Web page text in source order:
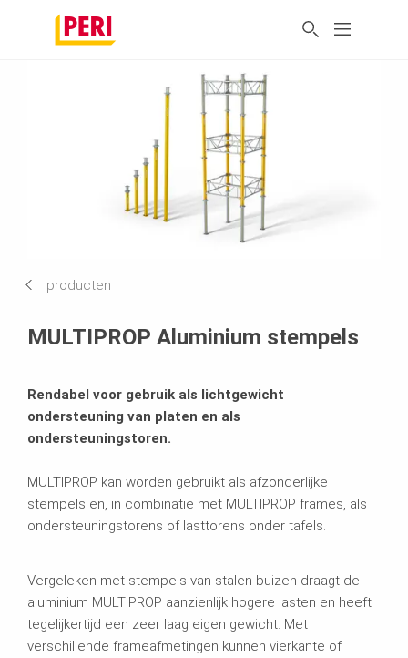
producten
MULTIPROP Aluminium stempels
Rendabel voor gebruik als lichtgewicht
ondersteuning van platen en als
ondersteuningstoren.
MULTIPROP kan worden gebruikt als afzonderlijke
stempels en, in combinatie met MULTIPROP frames, als
ondersteuningstorens of lasttorens onder tafels.
Vergeleken met stempels van stalen buizen draagt de
aluminium MULTIPROP aanzienlijk hogere lasten en heeft
tegelijkertijd een zeer laag eigen gewicht. Met
verschillende frameafmetingen kunnen vierkante of